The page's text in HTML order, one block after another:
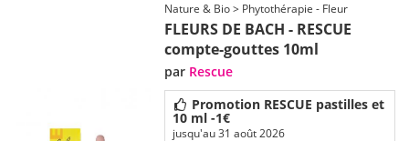
Nature & Bio > Phytothérapie - Fleur
FLEURS DE BACH - RESCUE
compte-gouttes 10ml
par Rescue
Promotion RESCUE pastilles et
10 ml -1€
jusqu'au 31 août 2026